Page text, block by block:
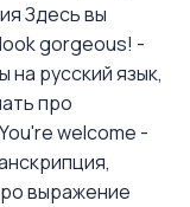
Здесь вы
gorgeous! -
русский язык,
про
You're welcome -
выражение